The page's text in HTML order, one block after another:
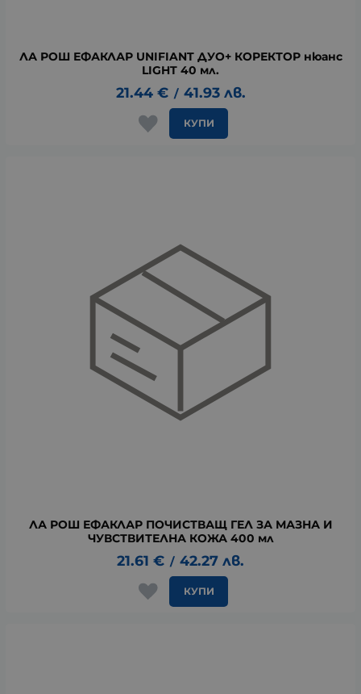
ЛА РОШ ЕФАКЛАР UNIFIANT ДУО+ КОРЕКТОР нюанс
LIGHT 40 мл.
21.44 € / 41.93 лв.
КУПИ
ЛА РОШ ЕФАКЛАР ПОЧИСТВАЩ ГЕЛ ЗА МАЗНА И
ЧУВСТВИТЕЛНА КОЖА 400 мл
21.61 € / 42.27 лв.
КУПИ